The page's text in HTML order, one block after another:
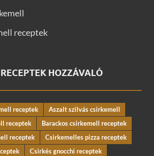
receptek
HOZZÁVALÓ
receptek
Aszalt szilvás csirkemell
receptek
Barackos csirkemell receptek
receptek
Csirkemelles pizza receptek
Csirkés gnocchi receptek